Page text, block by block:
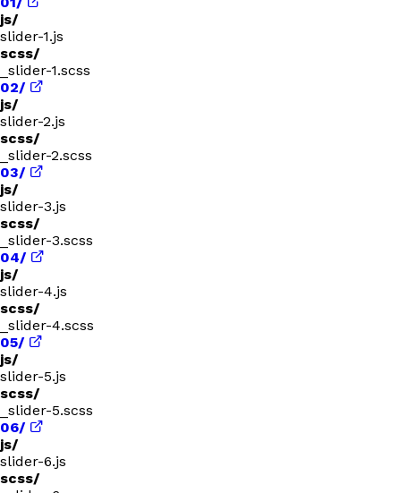
js/
slider-1.js
scss/
_slider-1.scss
02/
js/
slider-2.js
scss/
_slider-2.scss
03/
js/
slider-3.js
scss/
_slider-3.scss
04/
js/
slider-4.js
scss/
_slider-4.scss
05/
js/
slider-5.js
scss/
_slider-5.scss
06/
js/
slider-6.js
scss/